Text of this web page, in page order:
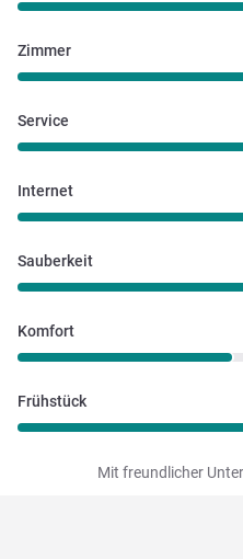
Zimmer
Service
Internet
Sauberkeit
Komfort
Frühstück
Mit freundlicher